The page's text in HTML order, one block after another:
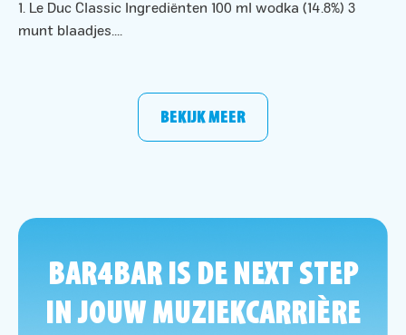
1. Le Duc Classic Ingrediënten 100 ml wodka (14.8%) 3
munt blaadjes....
BEKIJK MEER
BAR4BAR IS DE NEXT STEP
IN JOUW MUZIEKCARRIÈRE